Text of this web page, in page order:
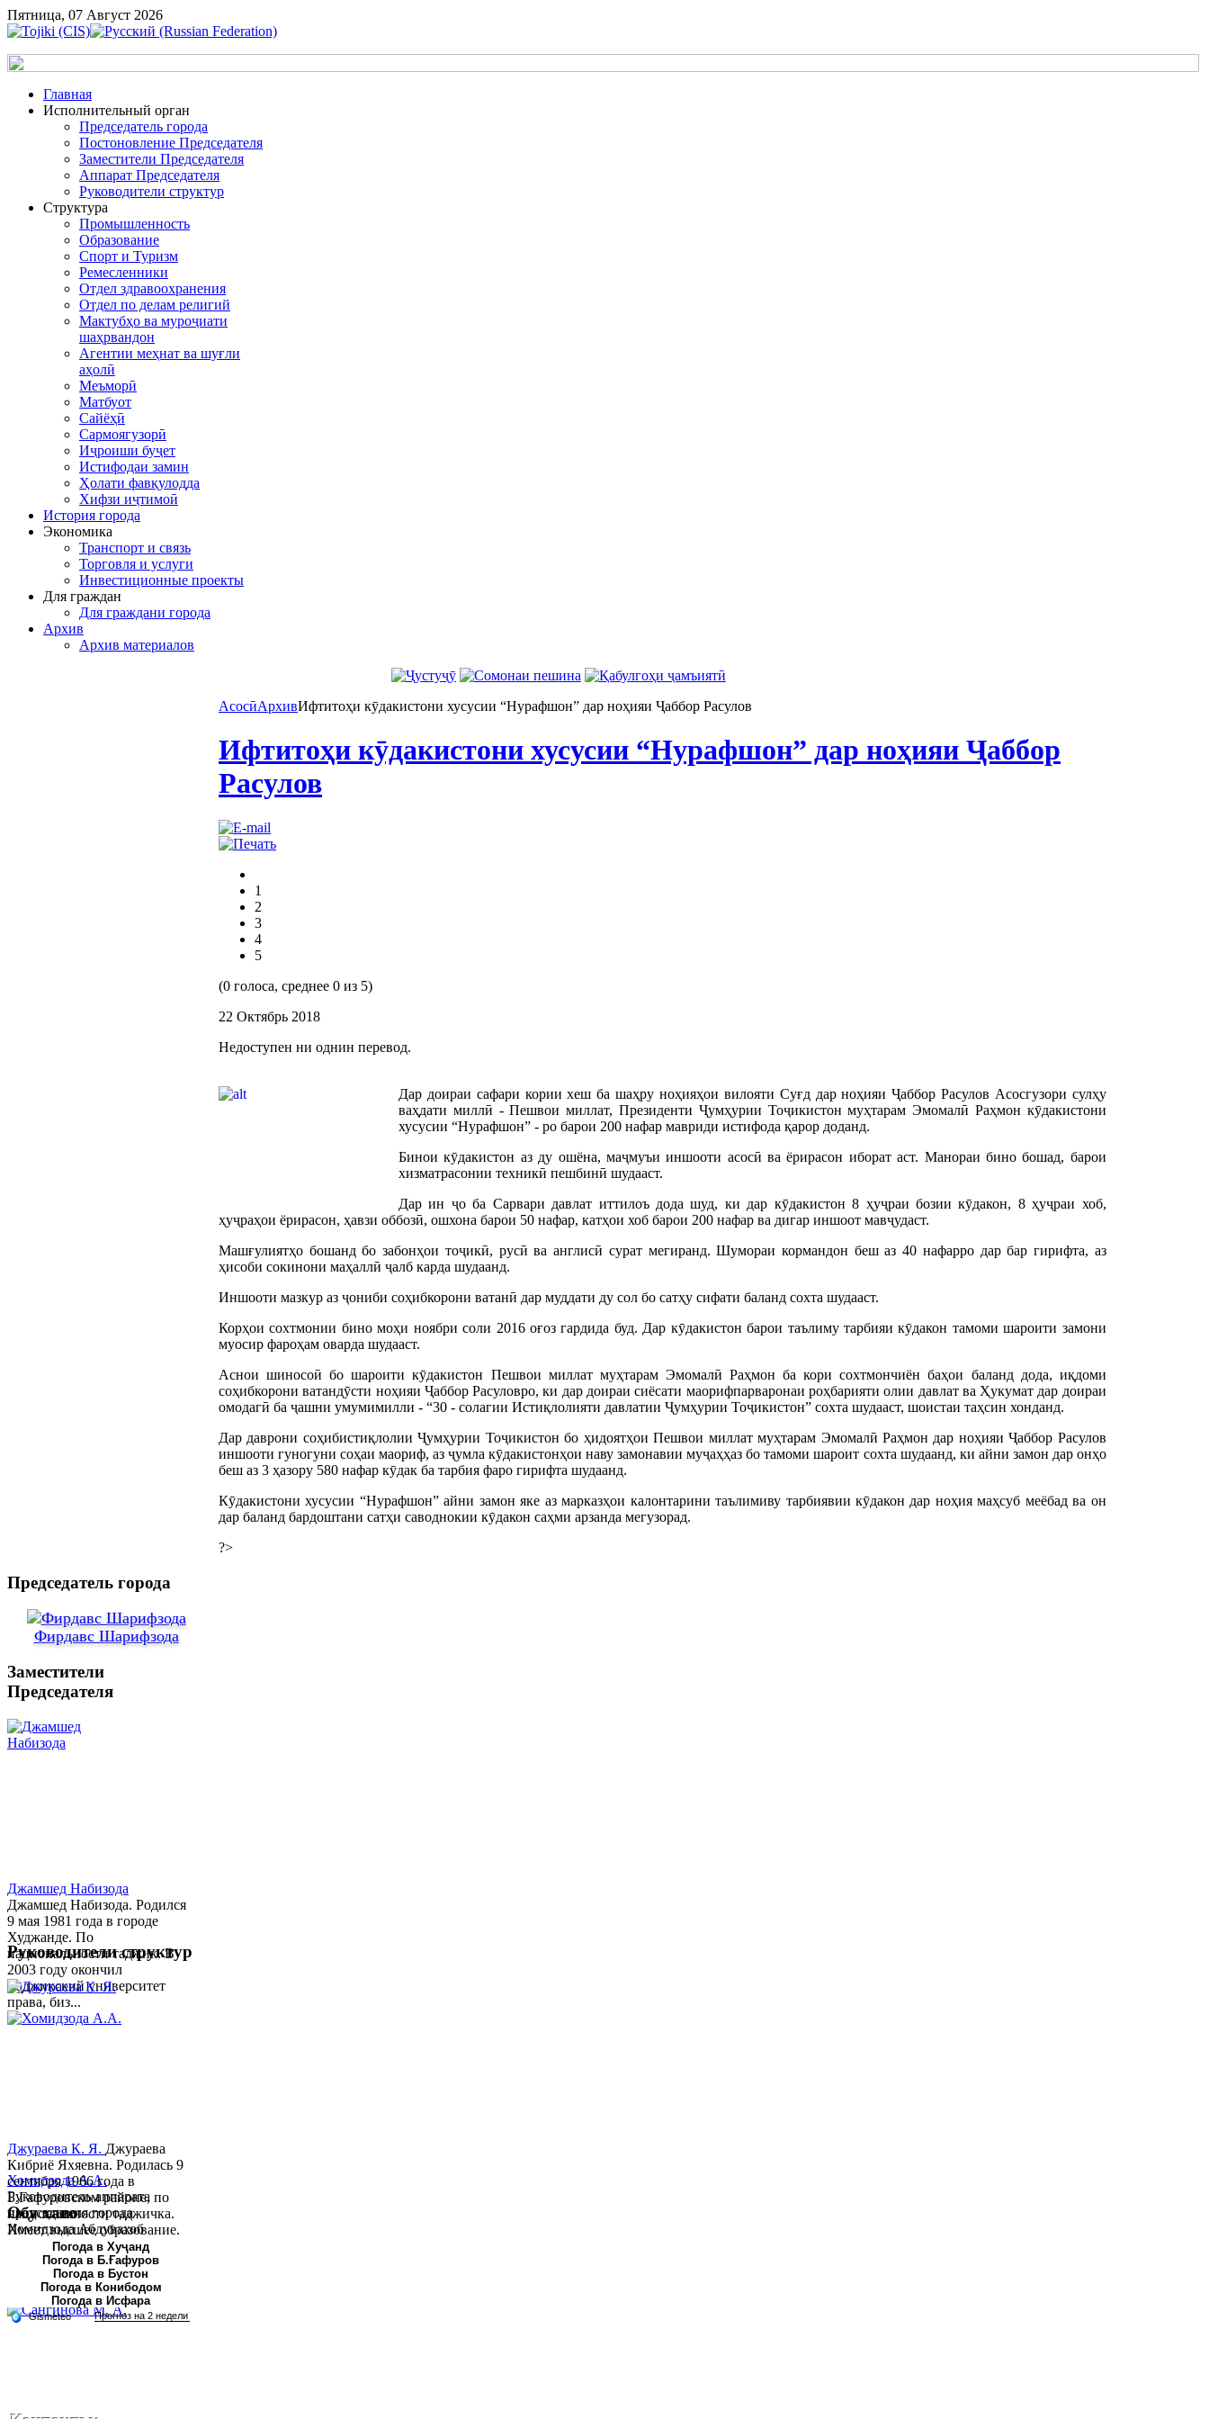
Пятница, 07 Август 2026
Главная
Исполнительный орган
Председатель города
Постоновление Председателя
Заместители Председателя
Аппарат Председателя
Руководители структур
Структура
Промышленность
Образование
Спорт и Туризм
Ремесленники
Отдел здравоохранения
Отдел по делам религий
Мактубҳо ва муроҷиати
шаҳрвандон
Агентии меҳнат ва шуғли
аҳолӣ
Меъморӣ
Матбуот
Сайёҳӣ
Сармоягузорӣ
Иҷроиши буҷет
Истифодаи замин
Ҳолати фавқулодда
Хифзи иҷтимоӣ
История города
Экономика
Транспорт и связь
Торговля и услуги
Инвестиционные проекты
Для граждан
Для граждани города
Архив
Архив материалов
АсосӣАрхивИфтитоҳи кӯдакистони хусусии “Нурафшон” дар ноҳияи Ҷаббор Расулов
Ифтитоҳи кӯдакистони хусусии “Нурафшон” дар ноҳияи Ҷаббор
Расулов
1
2
3
4
5
(0 голоса, среднее 0 из 5)
22 Октябрь 2018
Недоступен ни однин перевод.
Дар доираи сафари кории хеш ба шаҳру ноҳияҳои вилояти Суғд дар ноҳияи Ҷаббор Расулов Асосгузори сулҳу
ваҳдати миллӣ - Пешвои миллат, Президенти Ҷумҳурии Тоҷикистон муҳтарам Эмомалӣ Раҳмон кӯдакистони
хусусии “Нурафшон” - ро барои 200 нафар мавриди истифода қарор доданд.
Бинои кӯдакистон аз ду ошёна, маҷмуъи иншооти асосӣ ва ёрирасон иборат аст. Манораи бино бошад, барои
хизматрасонии техникӣ пешбинӣ шудааст.
Дар ин ҷо ба Сарвари давлат иттилоъ дода шуд, ки дар кӯдакистон 8 ҳуҷраи бозии кӯдакон, 8 ҳуҷраи хоб,
ҳуҷраҳои ёрирасон, ҳавзи оббозӣ, ошхона барои 50 нафар, катҳои хоб барои 200 нафар ва дигар иншоот мавҷудаст.
Машғулиятҳо бошанд бо забонҳои тоҷикӣ, русӣ ва англисӣ сурат мегиранд. Шумораи кормандон беш аз 40 нафарро дар бар гирифта, аз
ҳисоби сокинони маҳаллӣ ҷалб карда шудаанд.
Иншооти мазкур аз ҷониби соҳибкорони ватанӣ дар муддати ду сол бо сатҳу сифати баланд сохта шудааст.
Корҳои сохтмонии бино моҳи ноябри соли 2016 оғоз гардида буд. Дар кӯдакистон барои таълиму тарбияи кӯдакон тамоми шароити замони
муосир фароҳам оварда шудааст.
Аснои шиносоӣ бо шароити кӯдакистон Пешвои миллат муҳтарам Эмомалӣ Раҳмон ба кори сохтмончиён баҳои баланд дода, иқдоми
соҳибкорони ватандӯсти ноҳияи Ҷаббор Расуловро, ки дар доираи сиёсати маорифпарваронаи роҳбарияти олии давлат ва Ҳукумат дар доираи
омодагӣ ба ҷашни умумимилли - “30 - солагии Истиқлолияти давлатии Ҷумҳурии Тоҷикистон” сохта шудааст, шоистаи таҳсин хонданд.
Дар даврони соҳибистиқлолии Ҷумҳурии Тоҷикистон бо ҳидоятҳои Пешвои миллат муҳтарам Эмомалӣ Раҳмон дар ноҳияи Ҷаббор Расулов
иншооти гуногуни соҳаи маориф, аз ҷумла кӯдакистонҳои наву замонавии муҷаҳҳаз бо тамоми шароит сохта шудаанд, ки айни замон дар онҳо
беш аз 3 ҳазору 580 нафар кӯдак ба тарбия фаро гирифта шудаанд.
Кӯдакистони хусусии “Нурафшон” айни замон яке аз марказҳои калонтарини таълимиву тарбиявии кӯдакон дар ноҳия маҳсуб меёбад ва он
дар баланд бардоштани сатҳи саводнокии кӯдакон саҳми арзанда мегузорад.
?>
Председатель города
Фирдавс Шарифзода
Заместители
Председателя
Джамшед Набизода
Джамшед Набизода. Родился
9 мая 1981 года в городе
Худжанде. По
национальности таджик. В
2003 году окончил
Таджикский университет
права, биз...
Хомидзода А.А.
Руководитель аппарата
председателя города
Хомидзода Абдувахоб
Абдумаджид родился 8
июня 1978 года в городе
Худжанде. По
национальности...
Руководители структур
Джураева К. Я. Джураева
Кибриё Яхяевна. Родилась 9
сентября 1966 года в
Б.Гафуровском районе, по
национальности таджичка.
Имеет высшее образование.
В 1997 ...
Обу хаво
Погода в Хуҷанд
Погода в Б.Ғафуров
Погода в Бустон
Погода в Конибодом
Погода в Исфара